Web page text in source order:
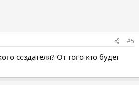
#5
создателя? От того кто будет